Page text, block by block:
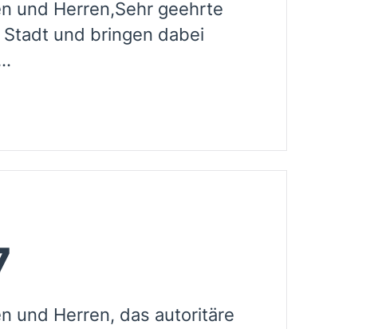
und Herren,Sehr geehrte
und bringen dabei
und Herren, das autoritäre